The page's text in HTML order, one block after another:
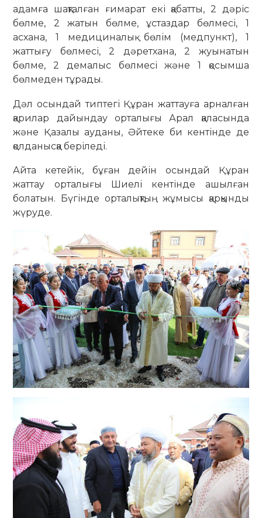
адамға шақталған ғимарат екі қабатты, 2 дәріс
бөлме, 2 жатын бөлме, ұстаздар бөлмесі, 1
асхана, 1 медициналық бөлім (медпункт), 1
жаттығу бөлмесі, 2 дәретхана, 2 жуынатын
бөлме, 2 демалыс бөлмесі және 1 қосымша
бөлмеден тұрады.
Дәл осындай типтегі Құран жаттауға арналған
қарилар дайындау орталығы Арал қаласында
және Қазалы ауданы, Әйтеке би кентінде де
қолданысқа беріледі.
Айта кетейік, бұған дейін осындай Құран
жаттау орталығы Шиелі кентінде ашылған
болатын. Бүгінде орталықтың жұмысы қарқынды
жүруде.